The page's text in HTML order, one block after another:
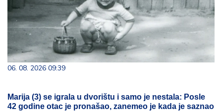
06. 08. 2026 09:39
Marija (3) se igrala u dvorištu i samo je nestala: Posle
42 godine otac je pronašao, zanemeo je kada je saznao